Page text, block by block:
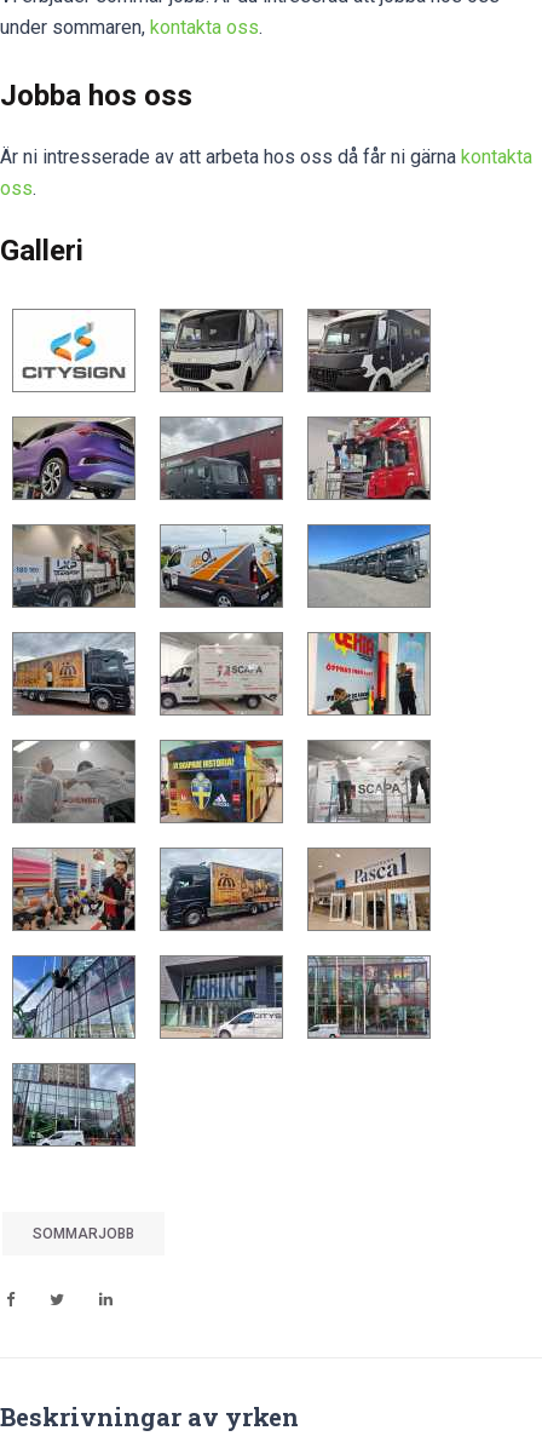
under sommaren, kontakta oss.
Jobba hos oss
Är ni intresserade av att arbeta hos oss då får ni gärna kontakta
oss.
Galleri
SOMMARJOBB
Beskrivningar av yrken